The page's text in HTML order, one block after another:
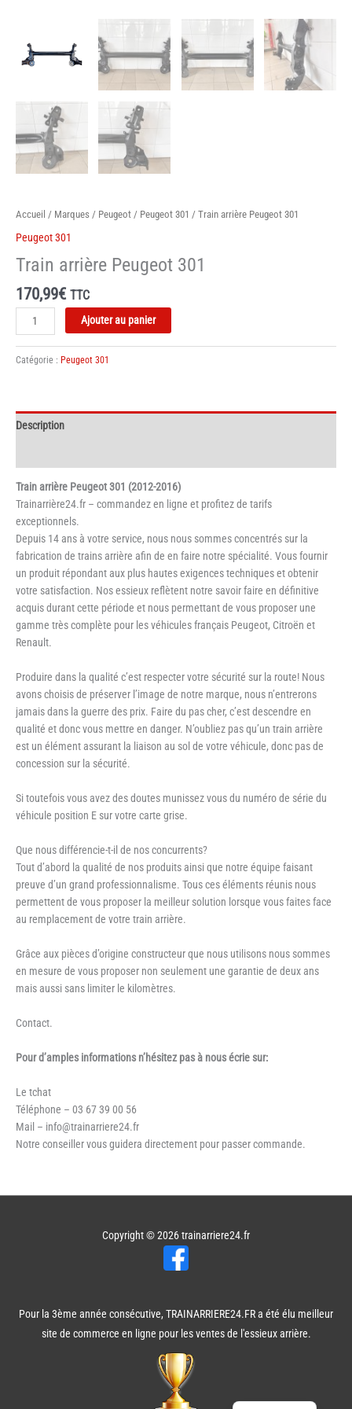
Accueil / Marques / Peugeot / Peugeot 301 / Train arrière Peugeot 301
Peugeot 301
Train arrière Peugeot 301
170,99€ TTC
quantité
de
Train
arrière
Ajouter au panier
Catégorie : Peugeot 301
Description
Train arrière Peugeot 301 (2012-2016)
Trainarrière24.fr – commandez en ligne et profitez de tarifs
exceptionnels.
Depuis 14 ans à votre service, nous nous sommes concentrés sur la
fabrication de trains arrière afin de en faire notre spécialité. Vous fournir
un produit répondant aux plus hautes exigences techniques et obtenir
votre satisfaction. Nos essieux reflètent notre savoir faire en définitive
acquis durant cette période et nous permettant de vous proposer une
gamme très complète pour les véhicules français Peugeot, Citroën et
Renault.
Produire dans la qualité c’est respecter votre sécurité sur la route! Nous
avons choisis de préserver l’image de notre marque, nous n’entrerons
jamais dans la guerre des prix. Faire du pas cher, c’est descendre en
qualité et donc vous mettre en danger. N’oubliez pas qu’un train arrière
est un élément assurant la liaison au sol de votre véhicule, donc pas de
concession sur la sécurité.
Si toutefois vous avez des doutes munissez vous du numéro de série du
véhicule position E sur votre carte grise.
Que nous différencie-t-il de nos concurrents?
Tout d’abord la qualité de nos produits ainsi que notre équipe faisant
preuve d’un grand professionnalisme. Tous ces éléments réunis nous
permettent de vous proposer la meilleur solution lorsque vous faites face
au remplacement de votre train arrière.
Grâce aux pièces d’origine constructeur que nous utilisons nous sommes
en mesure de vous proposer non seulement une garantie de deux ans
mais aussi sans limiter le kilomètres.
Contact.
Pour d’amples informations n’hésitez pas à nous écrie sur:
Le tchat
Téléphone – 03 67 39 00 56
Mail – info@trainarriere24.fr
Notre conseiller vous guidera directement pour passer commande.
Copyright © 2026trainarriere24.fr
Pour la 3ème année consécutive, TRAINARRIERE24.FR a été élu meilleur
site de commerce en ligne pour les ventes de l'essieux arrière.